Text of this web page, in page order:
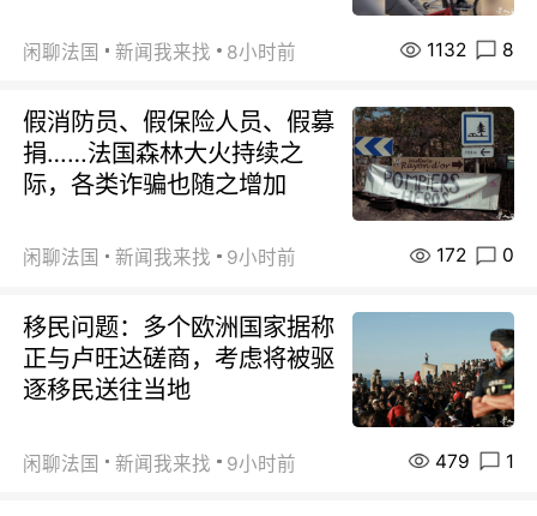
闲聊法国 新闻我来找 8小时前 1132 8
假消防员、假保险人员、假募
捐……法国森林大火持续之
际，各类诈骗也随之增加
闲聊法国 新闻我来找 9小时前 172 0
移民问题：多个欧洲国家据称
正与卢旺达磋商，考虑将被驱
逐移民送往当地
闲聊法国 新闻我来找 9小时前 479 1